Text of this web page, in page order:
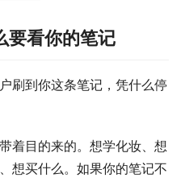
要看你的笔记
刷到你这条笔记，凭什么停
着目的来的。想学化妆、想
想买什么。如果你的笔记不